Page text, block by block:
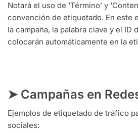
Notará el uso de ‘Término’ y
convención de etiquetado. En este
la campaña, la palabra clave y el ID
colocarán automáticamente en la
➤ Campañas en
Ejemplos de etiquetado de tráfico
sociales: